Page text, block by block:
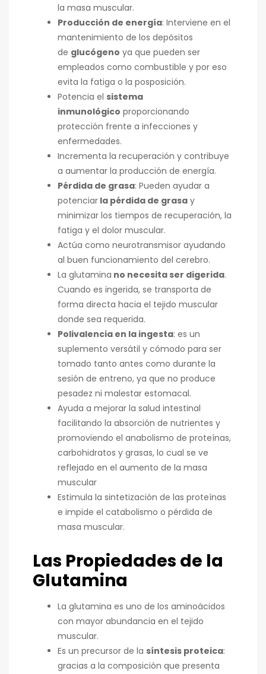
la masa muscular.
Producción de energía: Interviene en el
mantenimiento de los depósitos
de glucógeno ya que pueden ser
empleados como combustible y por eso
evita la fatiga o la posposición.
Potencia el sistema
inmunológico proporcionando
protección frente a infecciones y
enfermedades.
Incrementa la recuperación y contribuye
a aumentar la producción de energía.
Pérdida de grasa: Pueden ayudar a
potenciar la pérdida de grasa y
minimizar los tiempos de recuperación, la
fatiga y el dolor muscular.
Actúa como neurotransmisor ayudando
al buen funcionamiento del cerebro.
La glutamina no necesita ser digerida.
Cuando es ingerida, se transporta de
forma directa hacia el tejido muscular
donde sea requerida.
Polivalencia en la ingesta: es un
suplemento versátil y cómodo para ser
tomado tanto antes como durante la
sesión de entreno, ya que no produce
pesadez ni malestar estomacal.
Ayuda a mejorar la salud intestinal
facilitando la absorción de nutrientes y
promoviendo el anabolismo de proteínas,
carbohidratos y grasas, lo cual se ve
reflejado en el aumento de la masa
muscular
Estimula la sintetización de las proteínas
e impide el catabolismo o pérdida de
masa muscular.
Las Propiedades de la
Glutamina
La glutamina es uno de los aminoácidos
con mayor abundancia en el tejido
muscular.
Es un precursor de la síntesis proteica:
gracias a la composición que presenta